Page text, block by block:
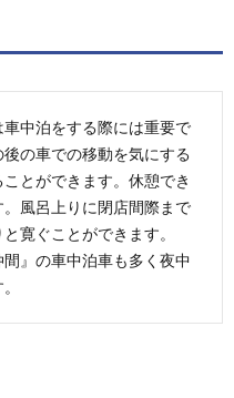
中泊をする際には重要で
の車での移動を気にする
とができます。休憩でき
風呂上りに閉店間際まで
寛ぐことができます。
』の車中泊車も多く夜中